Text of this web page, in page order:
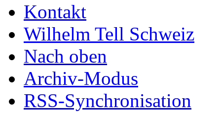
Kontakt
Wilhelm Tell Schweiz
Nach oben
Archiv-Modus
RSS-Synchronisation